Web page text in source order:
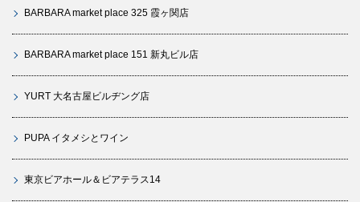
BARBARA market place 325 霞ヶ関店
BARBARA market place 151 新丸ビル店
YURT 大名古屋ビルヂング店
PUPA イタメシとワイン
東京ビアホール＆ビアテラス14